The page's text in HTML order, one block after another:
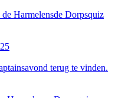
Harmelensde Dorpsquiz
terug te vinden.